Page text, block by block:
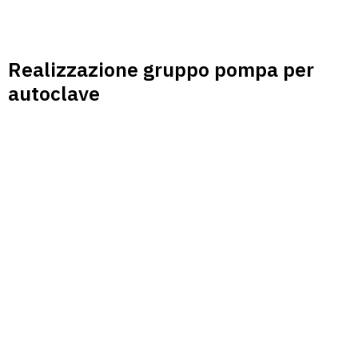
Realizzazione gruppo pompa per
autoclave